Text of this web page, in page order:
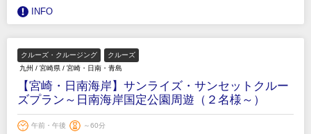
INFO
クルーズ・クルージング
クルーズ
九州 / 宮崎県 / 宮崎・日南・青島
【宮崎・日南海岸】サンライズ・サンセットクルー
ズプラン～日南海岸国定公園周遊（２名様～）
午前・午後
～60分